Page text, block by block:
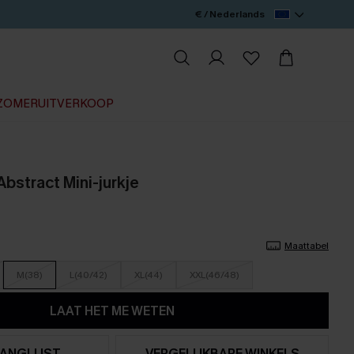
€ / Nederlands
Mini-jurkje
Maattabel
M(38) L(40/42) XL(44) XXL(46/48)
LAAT HET ME WETEN